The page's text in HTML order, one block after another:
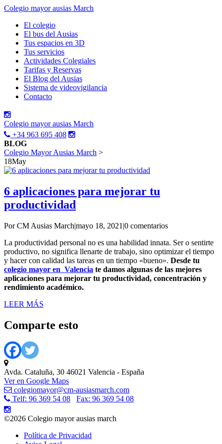
Colegio mayor ausias March
El colegio
El bus del Ausias
Tus espacios en 3D
Tus servicios
Actividades Colegiales
Tarifas y Reservas
El Blog del Ausias
Sistema de videovigilancia
Contacto
Colegio mayor ausias March
+34 963 695 408
BLOG
Colegio Mayor Ausias March >
18May
6 aplicaciones para mejorar tu
productividad
Por CM Ausias March|mayo 18, 2021 |0 comentarios
La productividad personal no es una habilidad innata. Ser o sentirte
productivo, no significa llenarte de trabajo, sino optimizar el tiempo
y hacer con calidad las tareas en un tiempo «bueno». Desde tu
colegio mayor en Valencia te damos algunas de las mejores
aplicaciones para mejorar tu productividad, concentración y
rendimiento académico.
LEER MÁS
Comparte esto
Avda. Cataluña, 30 46021 Valencia - España
Ver en Google Maps
colegiomayor@cm-ausiasmarch.com
Telf: 96 369 54 08
Fax: 96 369 54 08
©2026 Colegio mayor ausias march
Política de Privacidad